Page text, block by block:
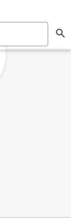
search